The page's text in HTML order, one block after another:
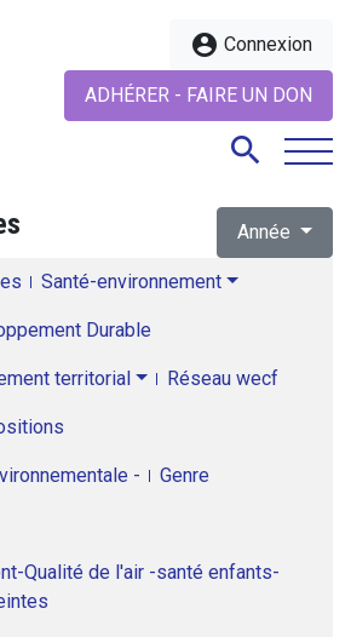
account_circle Connexion
ADHÉRER - FAIRE UN DON
search
Année
Santé-environnement
Durable
territorial Réseau wecf
- Genre
Qualité de l'air -santé enfants-